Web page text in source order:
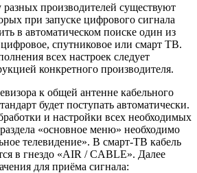
производителей существуют
при запуске цифрового сигнала
в автоматическом поиске один из
спутниковое или смарт ТВ.
всех настроек следует
конкретного производителя.
к общей антенне кабельного
будет поступать автоматически.
и настройки всех необходимых
«основное меню» необходимо
телевидение». В смарт-ТВ кабель
в гнездо «AIR / CABLE». Далее
для приёма сигнала: